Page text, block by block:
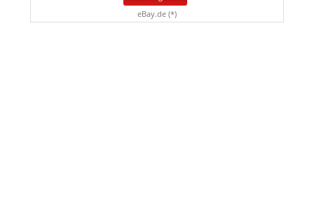
eBay.de (*)